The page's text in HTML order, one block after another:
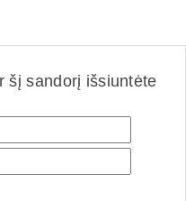
šį sandorį išsiuntėte